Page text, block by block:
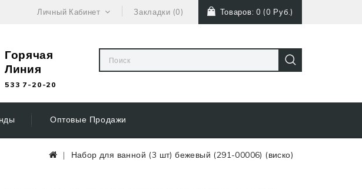
Личный Кабинет Закладки (0) Товаров: 0 (0 Руб.)
Горячая
Линия
533 7-20-20
Оптовые Продажи
Набор для ванной (3 шт) бежевый (291-00006) (виско)